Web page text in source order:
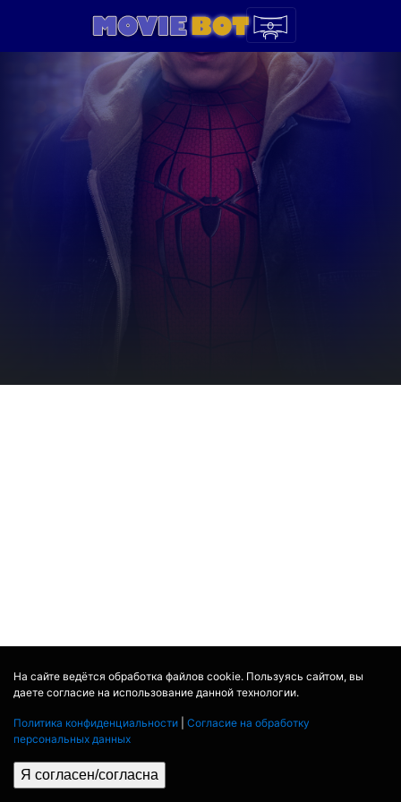
На сайте ведётся обработка файлов cookie. Пользуясь сайтом, вы
даете согласие на использование данной технологии.
Политика конфиденциальности
Согласие на обработку
персональных данных
Я согласен/согласна